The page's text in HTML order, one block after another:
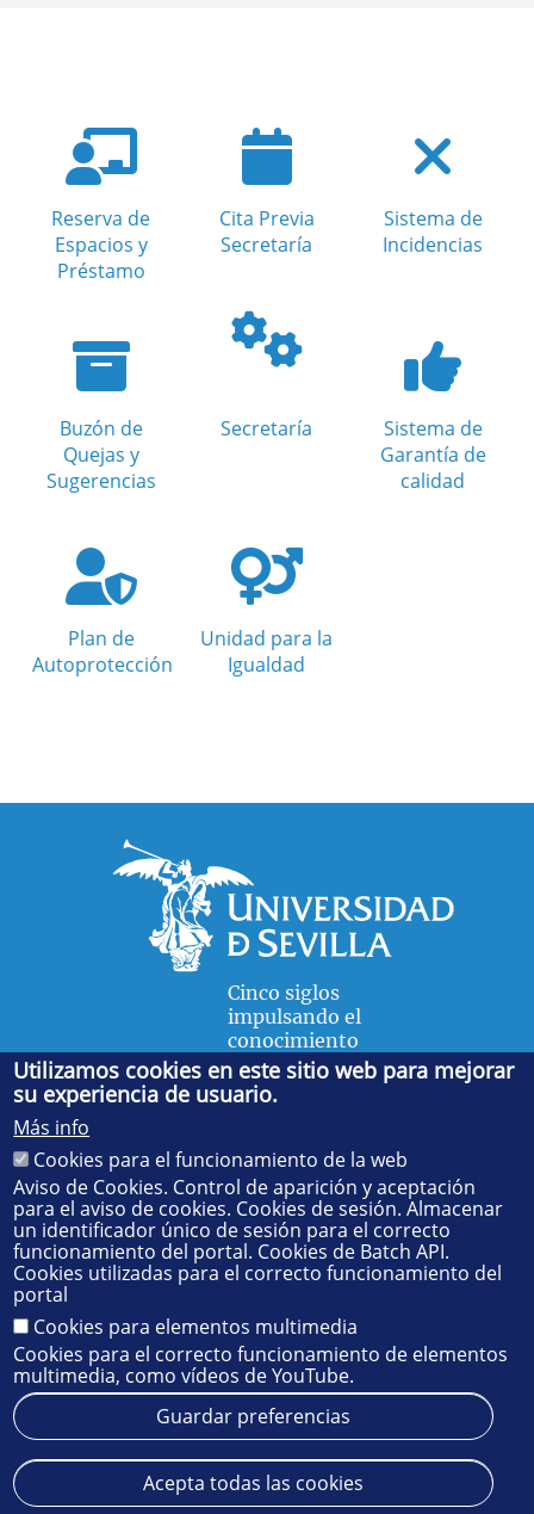
Reserva de
Espacios y
Préstamo
Cita Previa
Secretaría
Sistema de
Incidencias
Buzón de
Quejas y
Sugerencias
Secretaría
Sistema de
Garantía de
calidad
Plan de
Autoprotección
Unidad para la
Igualdad
Cinco siglos
impulsando el
conocimiento
FACULTAD DE FÍSICA
Avda. de la Reina Mercedes, s/n. 41012 Sevilla. Tel.:
55 28 91. Administración:administradorfisica@us.es
Secretaría:jsecfisi@us.es- Decanato:ffisaog@us.es
Aviso legal Protección de datos
Cookies
© 2025SIC - Universidad de Sevilla
Utilizamos cookies en este sitio web para mejorar
su experiencia de usuario.
Más info
Cookies para el funcionamiento de la web
Aviso de Cookies. Control de aparición y aceptación
para el aviso de cookies. Cookies de sesión. Almacenar
un identificador único de sesión para el correcto
funcionamiento del portal. Cookies de Batch API.
Cookies utilizadas para el correcto funcionamiento del
portal
Cookies para elementos multimedia
Cookies para el correcto funcionamiento de elementos
multimedia, como vídeos de YouTube.
Guardar preferencias
Acepta todas las cookies